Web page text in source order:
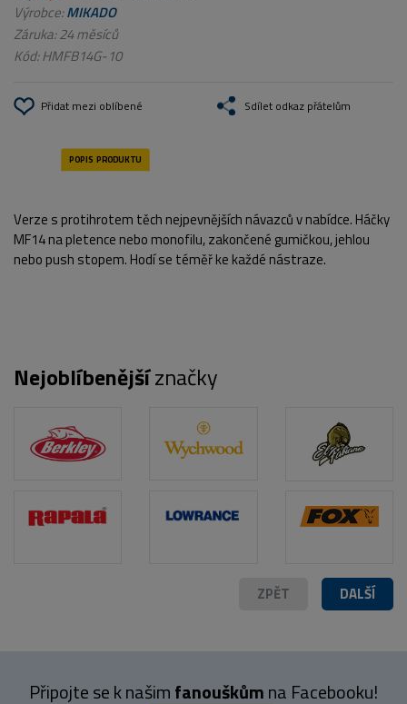
Výrobce:MIKADO
Záruka: 24 měsíců
Kód:HMFB14G-10
Přidat mezi oblíbené Sdílet odkaz přátelům
POPIS PRODUKTU
Verze s protihrotem těch nejpevnějších návazců v nabídce. Háčky
MF14 na pletence nebo monofilu, zakončené gumičkou, jehlou
nebo push stopem. Hodí se téměř ke každé nástraze.
Nejoblíbenějšíznačky
DALŠÍ
ZPĚT
Připojte se k našimfanouškůmna Facebooku!